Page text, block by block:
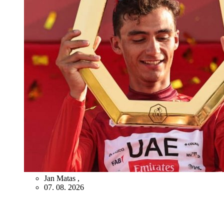
Jan Matas ,
07. 08. 2026